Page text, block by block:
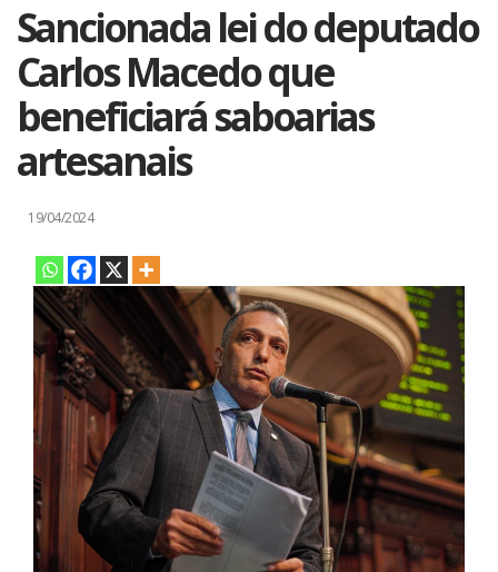
Sancionada lei do deputado
Carlos Macedo que
beneficiará saboarias
artesanais
19/04/2024